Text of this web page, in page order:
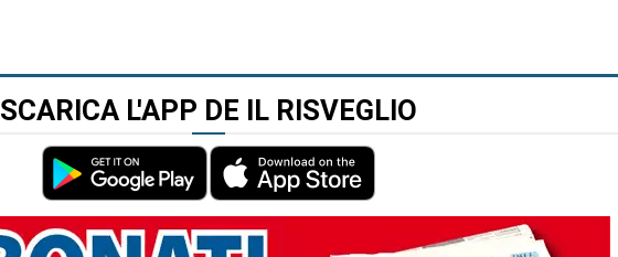
SCARICA L'APP DE IL RISVEGLIO